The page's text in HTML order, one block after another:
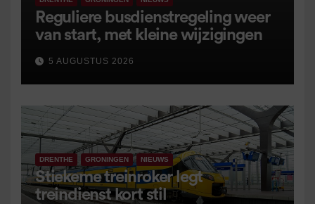
Reguliere busdienstregeling weer
van start, met kleine wijzigingen
5 AUGUSTUS 2026
DRENTHE GRONINGEN NIEUWS
Stiekeme treinroker legt
treindienst kort stil